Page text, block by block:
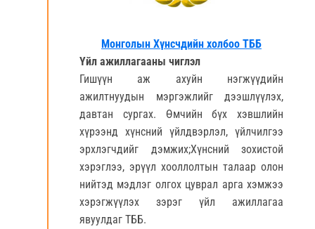
Монголын Хүнсчдийн холбоо ТББ
Үйл ажиллагааны чиглэл
Гишүүн аж ахуйн нэгжүүдийн
ажилтнуудын мэргэжлийг дээшлүүлэх,
давтан сургах. Өмчийн бүх хэвшлийн
хүрээнд хүнсний үйлдвэрлэл, үйлчилгээ
эрхлэгчдийг дэмжих;Хүнсний зохистой
хэрэглээ, эрүүл хооллолтын талаар олон
нийтэд мэдлэг олгох цуврал арга хэмжээ
хэрэгжүүлэх зэрэг үйл ажиллагаа
явуулдаг ТББ.